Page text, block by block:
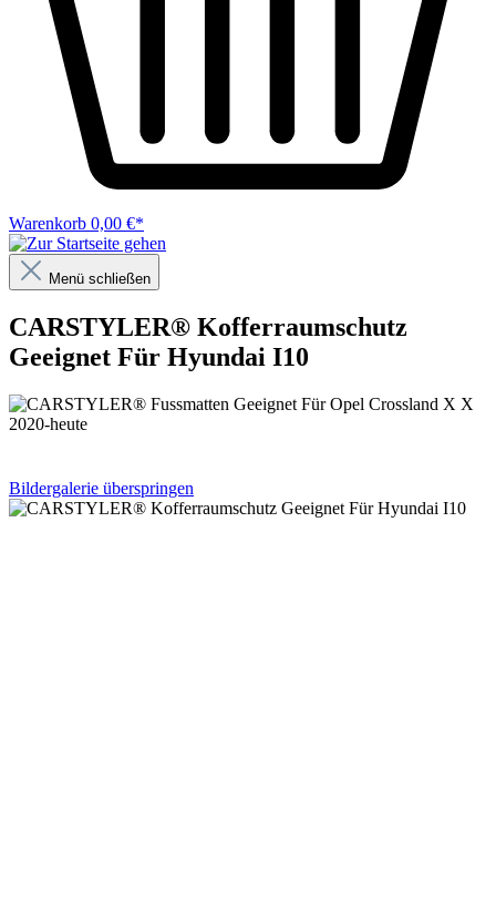
Warenkorb 0,00 €*
Menü schließen
CARSTYLER® Kofferraumschutz
Geeignet Für Hyundai I10
Bildergalerie überspringen